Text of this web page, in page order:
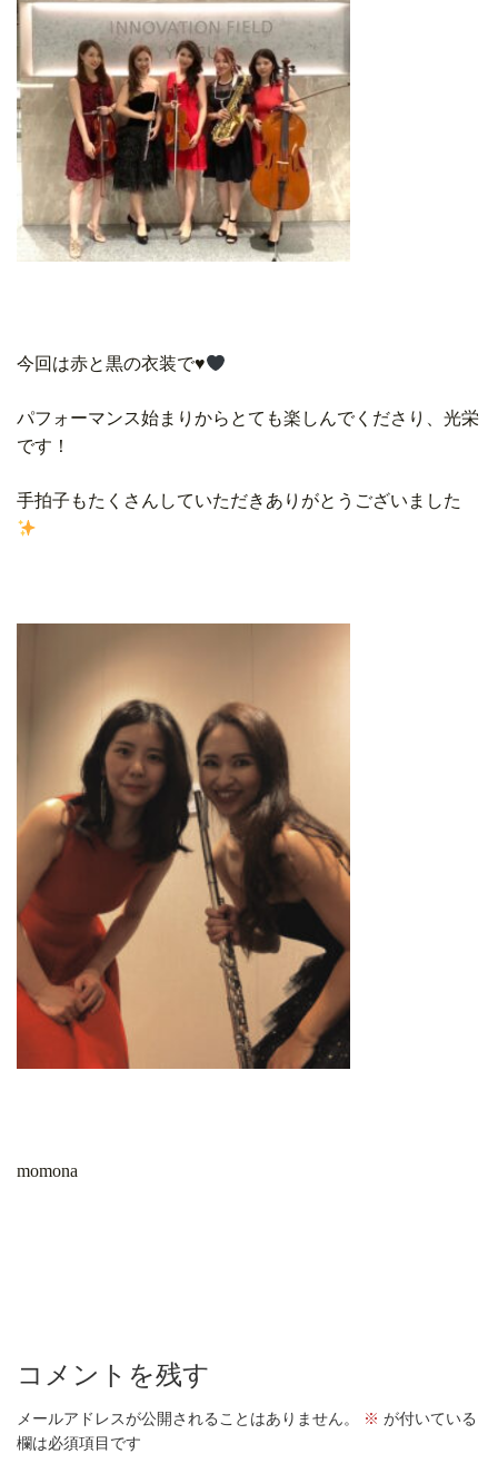
今回は赤と黒の衣装で♥
パフォーマンス始まりからとても楽しんでくださり、光栄
です！
手拍子もたくさんしていただきありがとうございました
momona
コメントを残す
メールアドレスが公開されることはありません。 ※ が付いている
欄は必須項目です